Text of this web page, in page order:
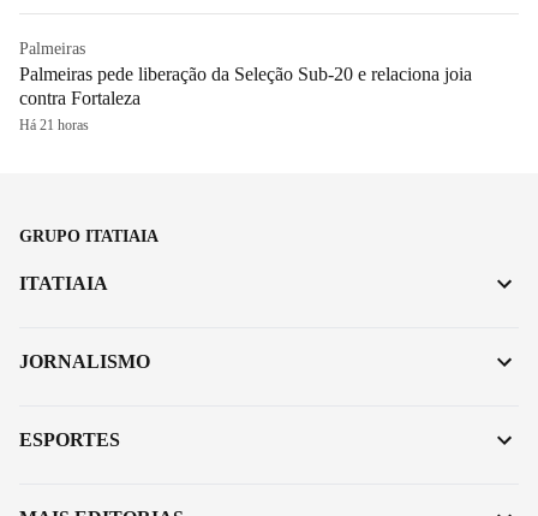
Palmeiras
Palmeiras pede liberação da Seleção Sub-20 e relaciona joia
contra Fortaleza
Há 21 horas
GRUPO ITATIAIA
ITATIAIA
JORNALISMO
ESPORTES